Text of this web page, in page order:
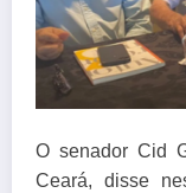
O senador Cid
Ceará, disse